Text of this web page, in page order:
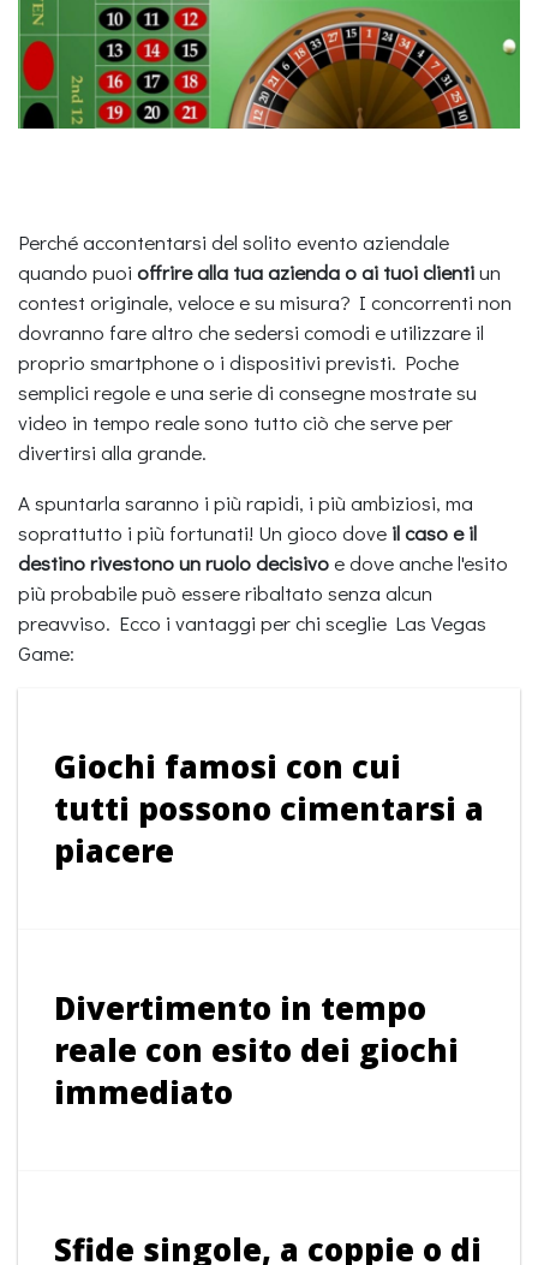
Perché accontentarsi del solito evento aziendale
quando puoi offrire alla tua azienda o ai tuoi clientiun
contest originale, veloce e su misura? I concorrenti non
dovranno fare altro che sedersi comodi e utilizzare il
proprio smartphone o i dispositivi previsti. Poche
semplici regole e una serie di consegne mostrate su
video in tempo reale sono tutto ciò che serve per
divertirsi alla grande.
A spuntarla saranno i più rapidi, i più ambiziosi, ma
soprattutto i più fortunati! Un gioco dove il caso e il
destino rivestono un ruolo decisivoe dove anche l'esito
più probabile può essere ribaltato senza alcun
preavviso. Ecco i vantaggi per chi sceglie Las Vegas
Game:
Giochi famosi con cui
tutti possono cimentarsi a
piacere
Divertimento in tempo
reale con esito dei giochi
immediato
Sfide singole, a coppie o di